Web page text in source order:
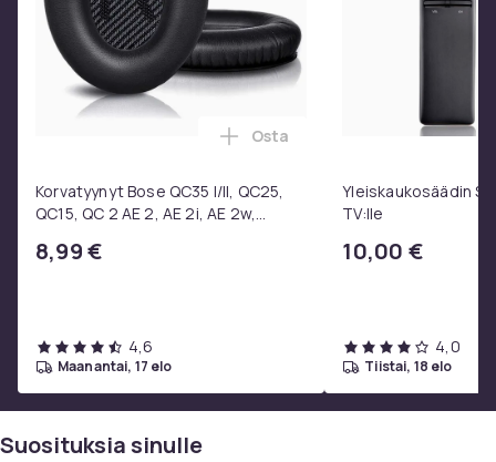
Korvatyynyt Bose QC35 I/II, QC25,
QC15, QC 2 AE 2, AE 2i, AE 2w,
8,99 €
Lisää Korvatyynyt Bose QC35
Osta
4,6
maanantai, 17 elo
Yleiskaukosäädin
TV:lle
10,00 €
4,0
tiistai, 18 elo
Suosituksia sinulle